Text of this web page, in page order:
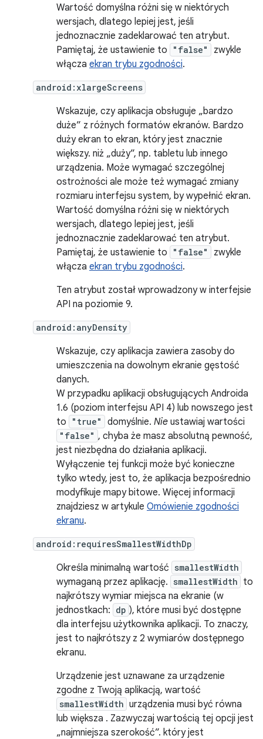
Wartość domyślna różni się w niektórych
wersjach, dlatego lepiej jest, jeśli
jednoznacznie zadeklarować ten atrybut.
Pamiętaj, że ustawienie to
"false"
zwykle
włącza ekran trybu zgodności.
android:xlargeScreens
Wskazuje, czy aplikacja obsługuje „bardzo
duże” z różnych formatów ekranów. Bardzo
duży ekran to ekran, który jest znacznie
większy. niż „duży”, np. tabletu lub innego
urządzenia. Może wymagać szczególnej
ostrożności ale może też wymagać zmiany
rozmiaru interfejsu system, by wypełnić ekran.
Wartość domyślna różni się w niektórych
wersjach, dlatego lepiej jest, jeśli
jednoznacznie zadeklarować ten atrybut.
Pamiętaj, że ustawienie to
"false"
zwykle
włącza ekran trybu zgodności.
Ten atrybut został wprowadzony w interfejsie
API na poziomie 9.
android:anyDensity
Wskazuje, czy aplikacja zawiera zasoby do
umieszczenia na dowolnym ekranie gęstość
danych.
W przypadku aplikacji obsługujących Androida
1.6 (poziom interfejsu API 4) lub nowszego jest
to
"true" domyślnie. Nie ustawiaj wartości
"false" , chyba że masz absolutną pewność,
jest niezbędna do działania aplikacji.
Wyłączenie tej funkcji może być konieczne
tylko wtedy, jest to, że aplikacja bezpośrednio
modyfikuje mapy bitowe. Więcej informacji
znajdziesz w artykule Omówienie zgodności
ekranu.
android:requiresSmallestWidthDp
Określa minimalną wartość smallestWidth
wymaganą przez aplikację. smallestWidth to
najkrótszy wymiar miejsca na ekranie (w
jednostkach: dp ), które musi być dostępne
dla interfejsu użytkownika aplikacji. To znaczy,
jest to najkrótszy z 2 wymiarów dostępnego
ekranu.
Urządzenie jest uznawane za urządzenie
zgodne z Twoją aplikacją, wartość
smallestWidth urządzenia musi być równa
lub większa . Zazwyczaj wartością tej opcji jest
„najmniejsza szerokość”. który jest